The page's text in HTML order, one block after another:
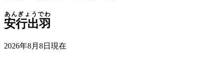
安行出羽
あんぎょうでわ
2026年8月8日 現在